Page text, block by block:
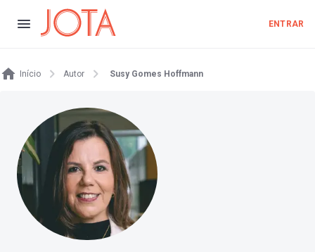
ENTRAR
Início Autor Susy Gomes Hoffmann